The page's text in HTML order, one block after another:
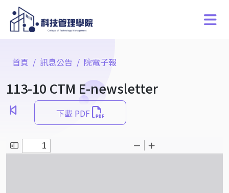
首頁 訊息公告 院電子報
113-10 CTM E-newsletter
下載 PDF